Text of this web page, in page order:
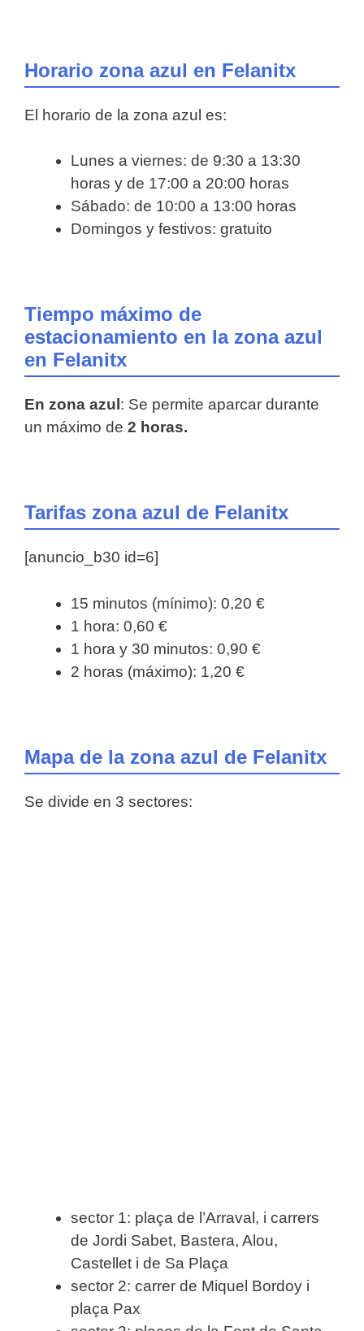
Horario zona azul en Felanitx
El horario de la zona azul es:
Lunes a viernes: de 9:30 a 13:30
horas y de 17:00 a 20:00 horas
Sábado: de 10:00 a 13:00 horas
Domingos y festivos: gratuito
Tiempo máximo de
estacionamiento en la zona azul
en Felanitx
En zona azul : Se permite aparcar durante
un máximo de 2 horas.
Tarifas zona azul de Felanitx
[anuncio_b30 id=6]
15 minutos (mínimo): 0,20 €
1 hora: 0,60 €
1 hora y 30 minutos: 0,90 €
2 horas (máximo): 1,20 €
Mapa de la zona azul de Felanitx
Se divide en 3 sectores:
sector 1: plaça de l’Arraval, i carrers
de Jordi Sabet, Bastera, Alou,
Castellet i de Sa Plaça
sector 2: carrer de Miquel Bordoy i
plaça Pax